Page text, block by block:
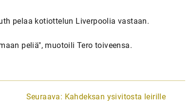
pelaa kotiottelun Liverpoolia vastaan.
peliä", muotoili Tero toiveensa.
Seuraava: Kahdeksan ysivitosta leirille